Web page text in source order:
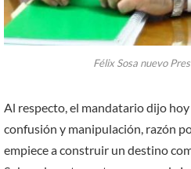
Félix Sosa nuevo
Al respecto, el mandatario dijo
confusión y manipulación, razón
empiece a construir un destino